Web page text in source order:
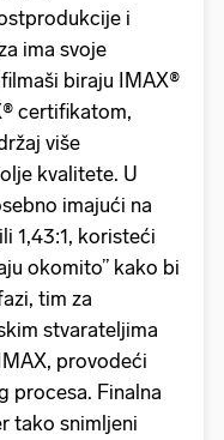
i
ima svoje
biraju IMAX®
certifikatom,
više
kvalitete. U
imajući na
1,43:1, koristeći
okomito” kako bi
tim za
stvarateljima
provodeći
procesa. Finalna
tako snimljeni